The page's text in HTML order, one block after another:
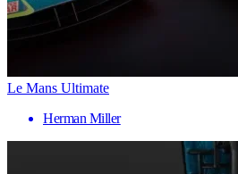
Le Mans Ultimate
Herman Miller